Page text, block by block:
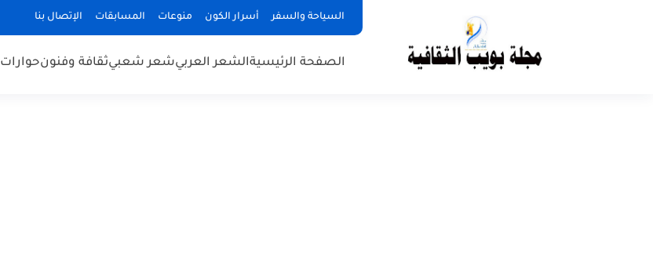
السياحة والسفر أسرار الكون منوعات المسابقات الإتصال بنا
الصفحة الرئيسيةالشعر العربيشعر شعبيثقافة وفنونحوارات